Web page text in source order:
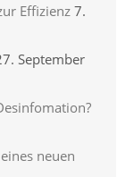
Effizienz 7.
September
neuen